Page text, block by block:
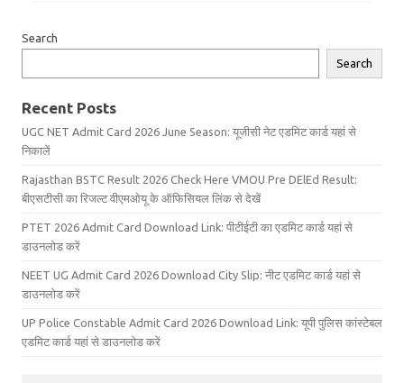
Search
Search
Recent Posts
UGC NET Admit Card 2026 June Season: यूजीसी नेट एडमिट कार्ड यहां से
निकालें
Rajasthan BSTC Result 2026 Check Here VMOU Pre DElEd Result:
बीएसटीसी का रिजल्ट वीएमओयू के ऑफिसियल लिंक से देखें
PTET 2026 Admit Card Download Link: पीटीईटी का एडमिट कार्ड यहां से
डाउनलोड करें
NEET UG Admit Card 2026 Download City Slip: नीट एडमिट कार्ड यहां से
डाउनलोड करें
UP Police Constable Admit Card 2026 Download Link: यूपी पुलिस कांस्टेबल
एडमिट कार्ड यहां से डाउनलोड करें